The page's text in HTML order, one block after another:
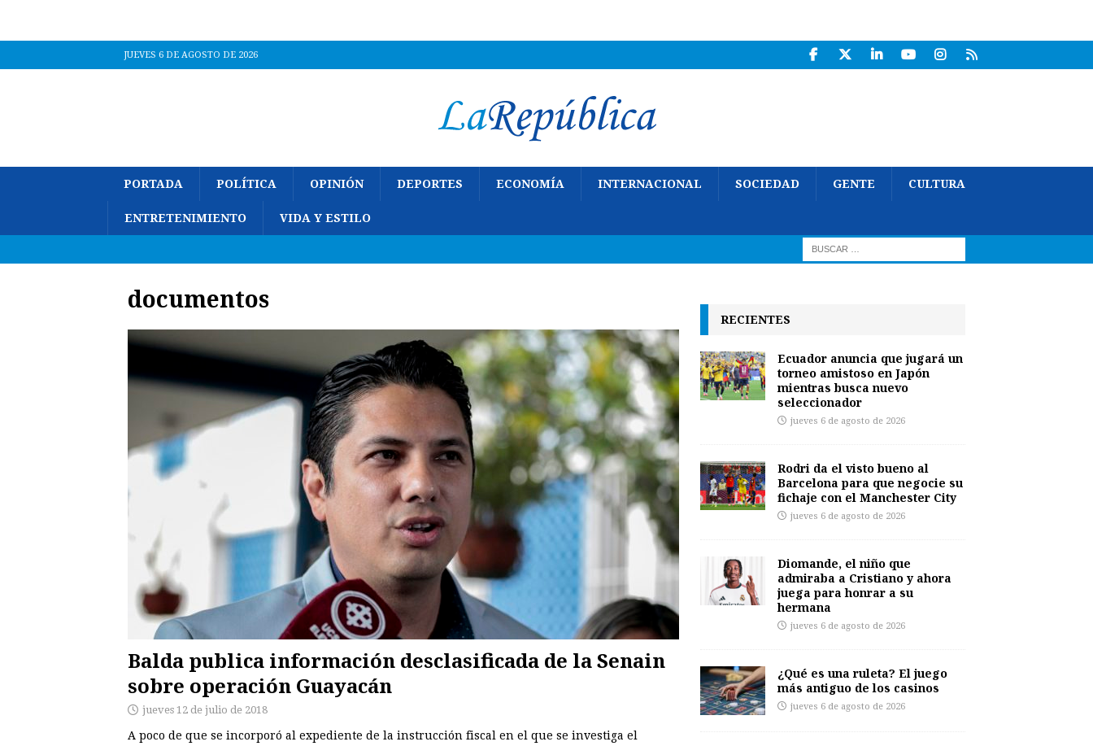
JUEVES 6 DE AGOSTO DE 2026
PORTADA POLÍTICA OPINIÓN DEPORTES ECONOMÍA INTERNACIONAL SOCIEDAD GENTE CULTURA
ENTRETENIMIENTO VIDA Y ESTILO
documentos
Balda publica información desclasificada de la Senain
sobre operación Guayacán
jueves 12 de julio de 2018
A poco de que se incorporó al expediente de la instrucción fiscal en el que se investiga el
RECIENTES
Ecuador anuncia que jugará un
torneo amistoso en Japón
mientras busca nuevo
seleccionador
jueves 6 de agosto de 2026
Rodri da el visto bueno al
Barcelona para que negocie su
fichaje con el Manchester City
jueves 6 de agosto de 2026
Diomande, el niño que
admiraba a Cristiano y ahora
juega para honrar a su
hermana
jueves 6 de agosto de 2026
¿Qué es una ruleta? El juego
más antiguo de los casinos
jueves 6 de agosto de 2026